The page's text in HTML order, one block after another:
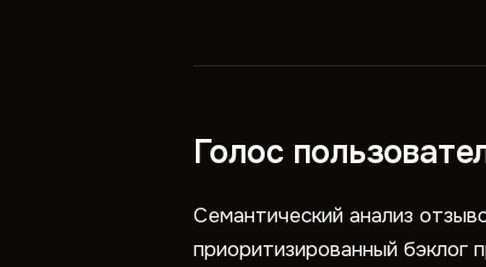
Голос
Семантический анализ
приоритизированный бэклог